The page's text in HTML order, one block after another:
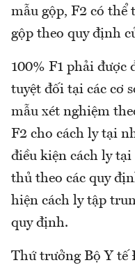
mẫu gộp, F2 có thể
gộp theo quy định
100% F1 phải được
tuyệt đối tại các cơ
mẫu xét nghiệm
F2 cho cách ly tại
điều kiện cách ly
thủ theo các quy
hiện cách ly tập
quy định.
Thứ trưởng Bộ Y tế